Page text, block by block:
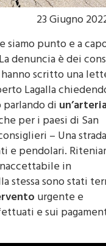
23 Giugno
punto e a
denuncia è dei
scritto una
Lagalla
di
per i paesi di San
– Una
e pendolari.
in
stessa sono stati
urgente e
e sui